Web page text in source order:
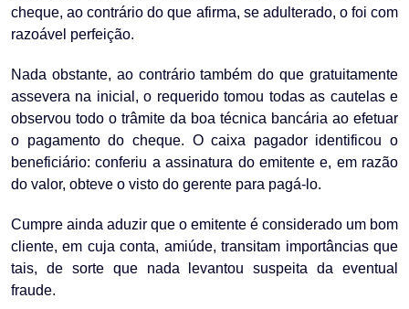
cheque, ao contrário do que afirma, se adulterado, o foi com
razoável perfeição.
Nada obstante, ao contrário também do que gratuitamente
assevera na inicial, o requerido tomou todas as cautelas e
observou todo o trâmite da boa técnica bancária ao efetuar
o pagamento do cheque. O caixa pagador identificou o
beneficiário: conferiu a assinatura do emitente e, em razão
do valor, obteve o visto do gerente para pagá-lo.
Cumpre ainda aduzir que o emitente é considerado um bom
cliente, em cuja conta, amiúde, transitam importâncias que
tais, de sorte que nada levantou suspeita da eventual
fraude.